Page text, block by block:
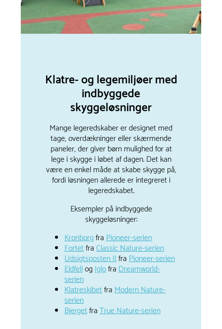
Klatre- og legemiljøer med
indbyggede
skyggeløsninger
Mange legeredskaber er designet med
tage, overdækninger eller skærmende
paneler, der giver børn mulighed for at
lege i skygge i løbet af dagen. Det kan
være en enkel måde at skabe skygge på,
fordi løsningen allerede er integreret i
legeredskabet.
Eksempler på indbyggede
skyggeløsninger:
KronborgfraPioneer-serien
FortetfraClassic Nature-serien
Udsigtsposten IIfraPioneer-serien
EldfellogIglofraDreamworld-
serien
KlatreskibetfraModern Nature-
serien
BjergetfraTrue Nature-serien